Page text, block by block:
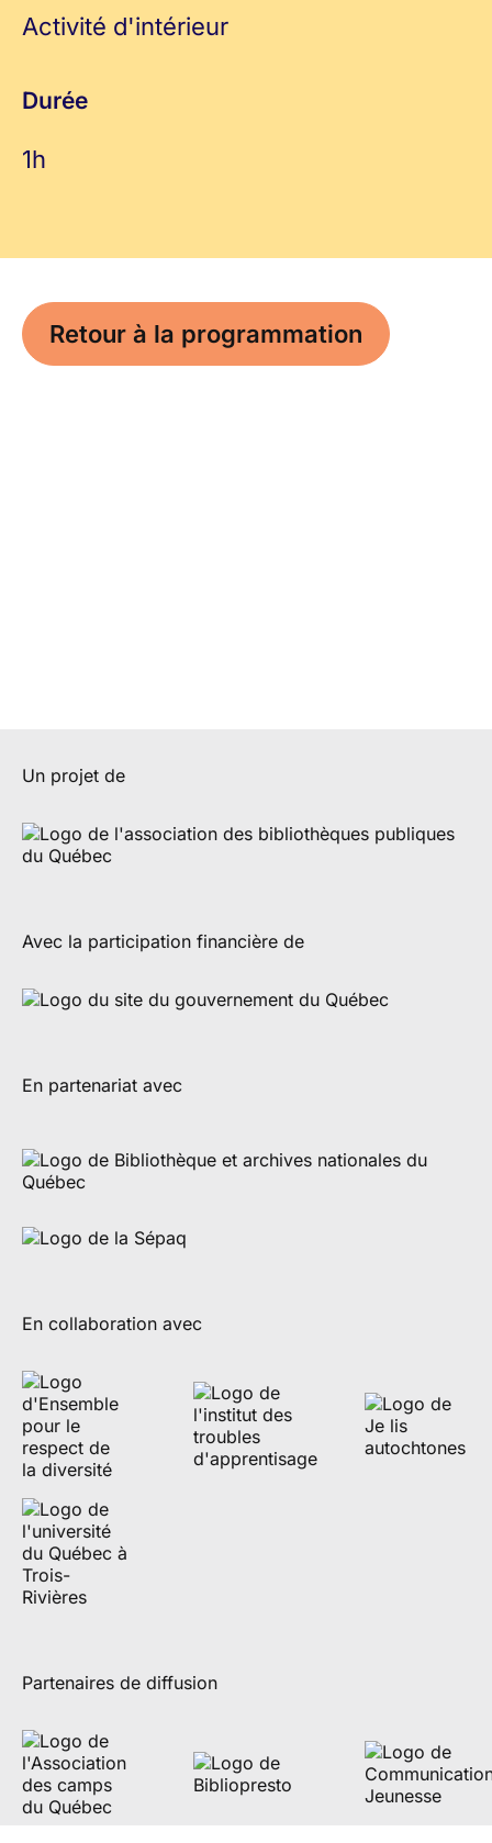
Activité d'intérieur
Durée
1h
Retour à la programmation
Un projet de
Avec la participation financière de
En partenariat avec
En collaboration avec
Partenaires de diffusion